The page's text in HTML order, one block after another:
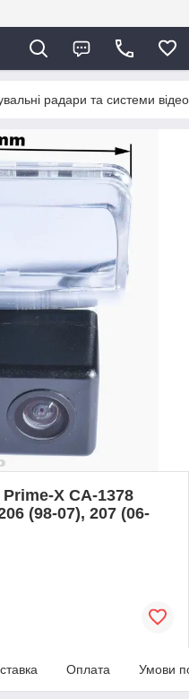
радари та системи
X CA-1378
(98-07), 207 (06-
Оплата Умови